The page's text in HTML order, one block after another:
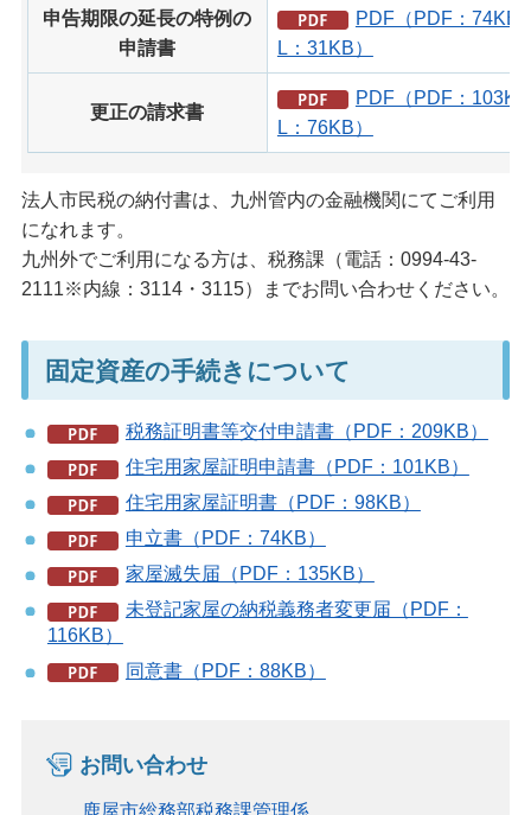
申告期限の延長の特例の
申請書
PDF（PDF：74KB
L：31KB）
更正の請求書
PDF（PDF：
L：76KB）
​​​​​法人市民税の納付書は、九州管内の金融機関にてご利用
になれます。
九州外でご利用になる方は、税務課（電話：0994-43-
2111※内線：3114・3115）までお問い合わせください。
固定資産の手続きについて
税務証明書等交付申請書（PDF：209KB）
住宅用家屋証明申請書（PDF：101KB）
住宅用家屋証明書（PDF：98KB）
申立書（PDF：74KB）
家屋滅失届（PDF：135KB）
未登記家屋の納税義務者変更届（PDF：
116KB）
同意書（PDF：88KB）
お問い合わせ
鹿屋市総務部税務課管理係